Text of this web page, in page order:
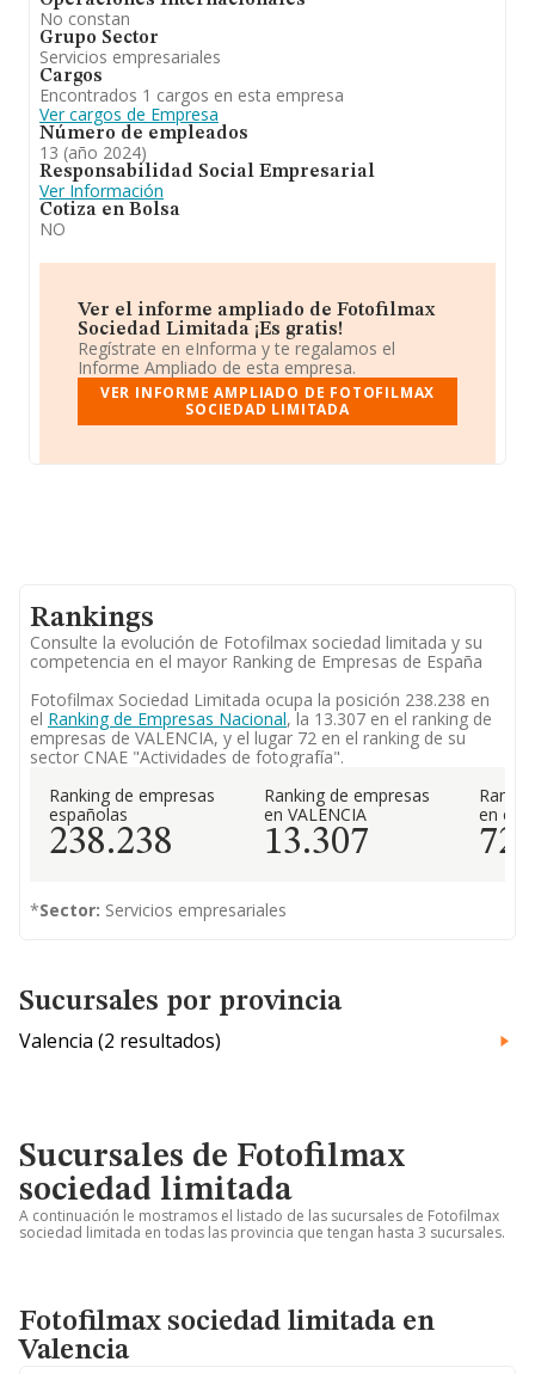
subida.
No constan
Grupo Sector
Servicios empresariales
Cargos
Encontrados 1 cargos en esta empresa
Ver cargos de Empresa
Número de empleados
13 (año 2024)
Responsabilidad Social Empresarial
Ver Información
Cotiza en Bolsa
NO
Ver el informe ampliado de Fotofilmax
Sociedad Limitada ¡Es gratis!
Regístrate en eInforma y te regalamos el
Informe Ampliado de esta empresa.
VER INFORME AMPLIADO DE FOTOFILMAX
SOCIEDAD LIMITADA
Rankings
Consulte la evolución de Fotofilmax sociedad limitada y su
competencia en el mayor Ranking de Empresas de España
Fotofilmax Sociedad Limitada ocupa la posición 238.238 en
el Ranking de Empresas Nacional, la 13.307 en el ranking de
empresas de VALENCIA, y el lugar 72 en el ranking de su
sector CNAE "Actividades de fotografía".
Ranking de empresas
españolas
238.238
Ranking de empresas
en VALENCIA
13.307
en el
72
*Sector: Servicios empresariales
Sucursales por provincia
Valencia (2 resultados)
Sucursales de Fotofilmax
sociedad limitada
A continuación le mostramos el listado de las sucursales de Fotofilmax
sociedad limitada en todas las provincia que tengan hasta 3 sucursales.
Fotofilmax sociedad limitada en
Valencia